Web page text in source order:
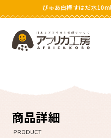
ぴゅあ白樺すはだ水
商品詳細
PRODUCT